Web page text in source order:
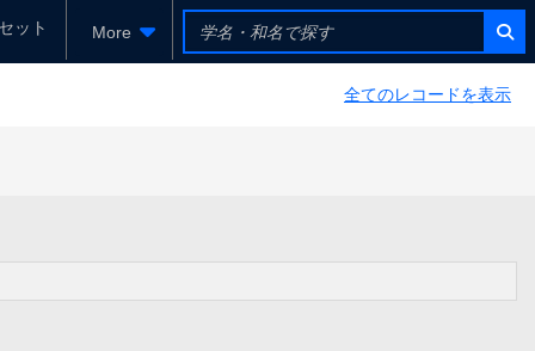
ット More
全てのレコードを表示